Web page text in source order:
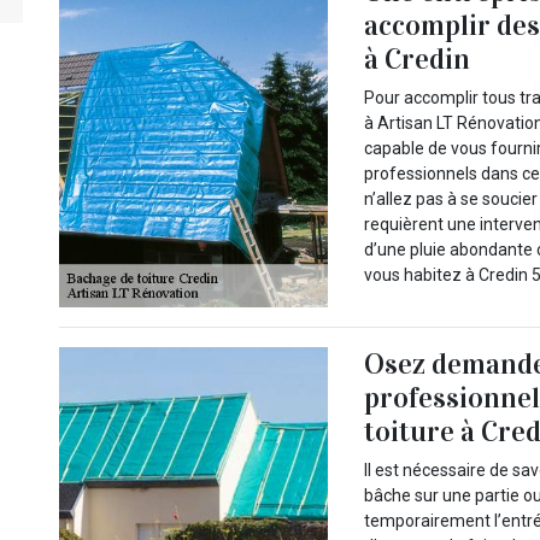
accomplir
à Credin
Pour accomplir tous
à Artisan LT
capable de vous
professionnels dans
n’allez pas à se
requièrent une
d’une pluie abondante
vous habitez à Credin
Osez
toiture à
Il est nécessaire de
bâche sur une partie
temporairement